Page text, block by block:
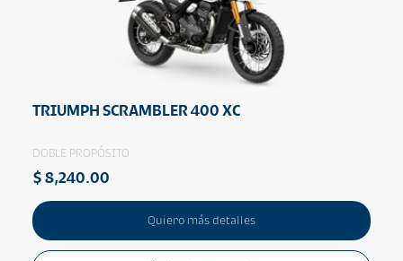
TRIUMPH SCRAMBLER 400 XC
DOBLE PROPÓSITO
$ 8,240.00
Quiero más detalles